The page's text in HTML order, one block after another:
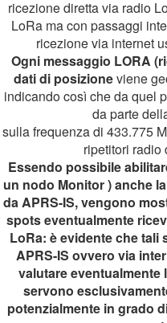
ricezione diretta via radio
LoRa ma con passaggi
ricezione via internet
Ogni messaggio LORA
dati di posizioneviene
indicando così che da quel
da parte
sulla frequenza di 433.775
ripetitori radio
Essendo possibile
un nodo Monitor ) anche
da APRS-IS, vengono
spots eventualmente
LoRa: è evidente che
APRS-IS ovvero via
valutare eventualmente
servono
potenzialmente in grado